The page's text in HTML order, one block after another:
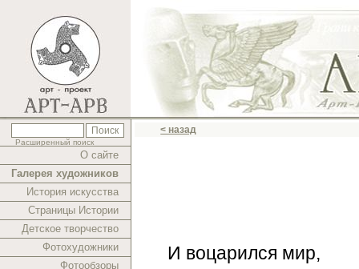
Расширенный поиск
О сайте
Галерея художников
История искусства
Страницы Истории
Детское творчество
Фотохудожники
Фотообзоры
< назад
И воцарился мир,